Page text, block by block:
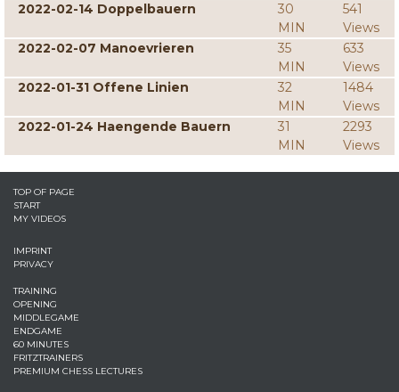
2022-02-14 Doppelbauern
30
MIN
541
Views
2022-02-07 Manoevrieren
35
MIN
633
Views
2022-01-31 Offene Linien
32
MIN
1484
Views
2022-01-24 Haengende Bauern
31
MIN
2293
Views
TOP OF PAGE
START
MY VIDEOS
IMPRINT
PRIVACY
TRAINING
OPENING
MIDDLEGAME
ENDGAME
60 MINUTES
FRITZTRAINERS
PREMIUM CHESS LECTURES